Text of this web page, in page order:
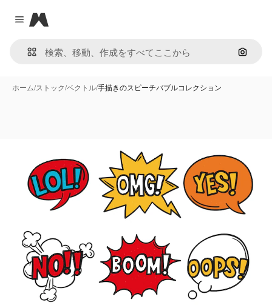
Close menu
Magnific
画像で
ホーム/ストック/ベクトル/手描きのスピーチバブルコレクション